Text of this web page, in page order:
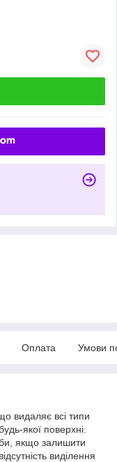
Оплата Умови
видаляє всі типи
якої поверхні.
якщо залишити
виділення